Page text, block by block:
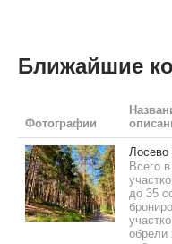
Ближайшие
Фотографии
Лосево
Всего
до 35
обрели